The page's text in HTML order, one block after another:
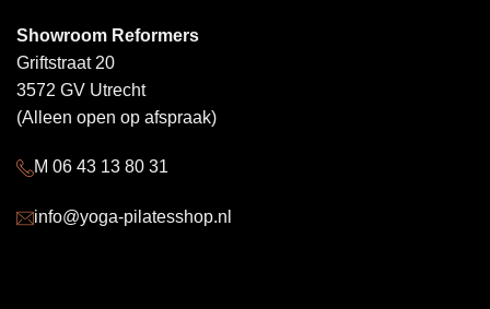
Showroom Reformers
Griftstraat 20
3572 GV Utrecht
(Alleen open op afspraak)
M 06 43 13 80 31
info@yoga-pilatesshop.nl